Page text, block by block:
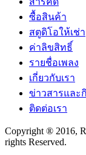
ซื้อสินค้า
สตูดิโอให้เช่า
ค่าลิขสิทธิ์
รายชื่อเพลง
เกี่ยวกับเรา
ข่าวสารและ
ติดต่อเรา
Copyright ® 2016,
rights Reserved.